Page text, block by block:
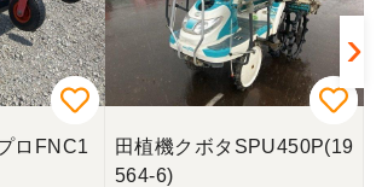
ロFNC1
田植機クボタSPU450P(19
564-6)